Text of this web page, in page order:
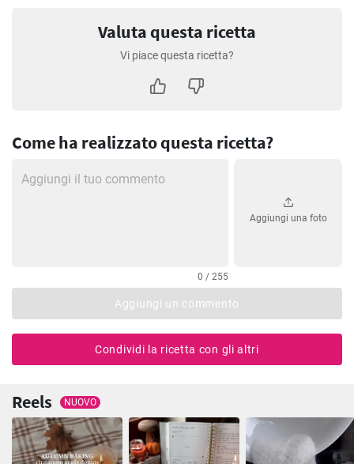
Valuta questa ricetta
Vi piace questa ricetta?
Come ha realizzato questa ricetta?
0 / 255
Aggiungi una foto
Aggiungi un commento
Condividi la ricetta con gli altri
Reels NUOVO